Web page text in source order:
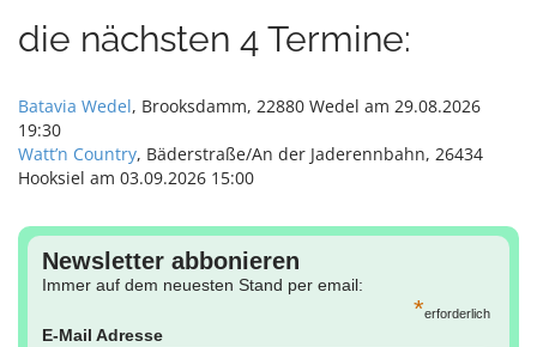
die nächsten 4 Termine:
Batavia Wedel, Brooksdamm, 22880 Wedel am 29.08.2026
19:30
Watt’n Country, Bäderstraße/An der Jaderennbahn, 26434
Hooksiel am 03.09.2026 15:00
Newsletter abbonieren
Immer auf dem neuesten Stand per email:
*erforderlich
E-Mail Adresse